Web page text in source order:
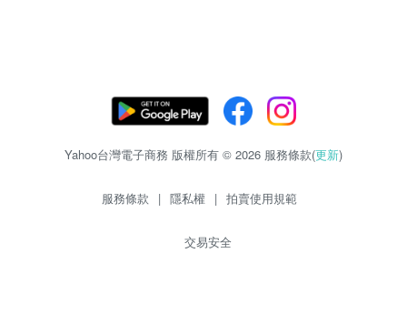
Yahoo台灣電子商務 版權所有 © 2026 服務條款(更新)
服務條款 | 隱私權 | 拍賣使用規範
交易安全